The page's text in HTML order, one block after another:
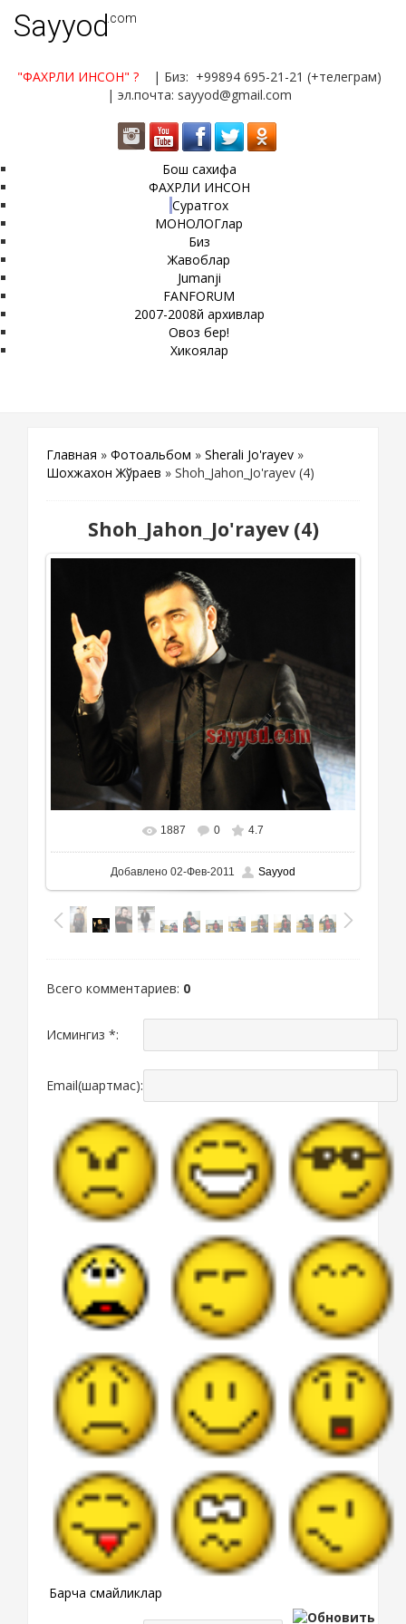
Sayyod.com
"ФАХРЛИ ИНСОН" ?
| Биз: +99894 695-21-21 (+телеграм)
| эл.почта: sayyod@gmail.com
Бош сахифа
ФАХРЛИ ИНСОН
Суратгох
МОНОЛОГлар
Биз
Жавоблар
Jumanji
FANFORUM
2007-2008й архивлар
Овоз бер!
Хикоялар
Главная » Фотоальбом » Sherali Jo'rayev »
Шохжахон Жўраев » Shoh_Jahon_Jo'rayev (4)
Shoh_Jahon_Jo'rayev (4)
1887 0 4.7
Добавлено 02-Фев-2011 Sayyod
Всего комментариев: 0
Исмингиз *:
Email(шартмас):
Барча смайликлар